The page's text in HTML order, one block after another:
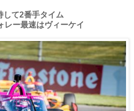
して2番手タイム
レー最速はヴィーケイ